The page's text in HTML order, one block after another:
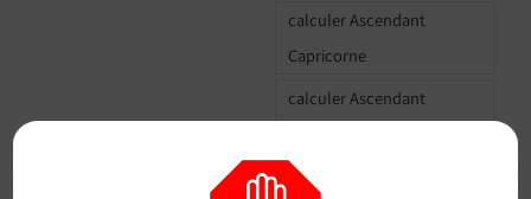
calculer Ascendant
Capricorne
calculer Ascendant
calculer Ascendant Lion